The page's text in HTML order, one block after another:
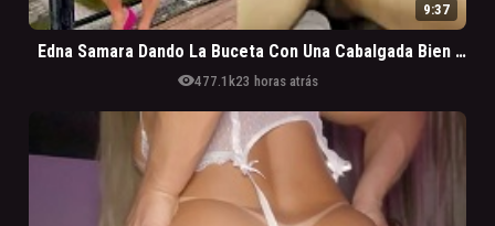
9:37
Edna Samara Dando La Buceta Con Una Cabalgada Bien Sabrosa
visibility477.1k23 horas atrás